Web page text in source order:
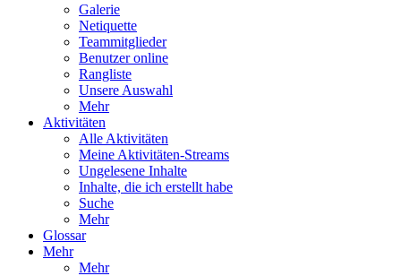
Galerie
Netiquette
Teammitglieder
Benutzer online
Rangliste
Unsere Auswahl
Mehr
Aktivitäten
Alle Aktivitäten
Meine Aktivitäten-Streams
Ungelesene Inhalte
Inhalte, die ich erstellt habe
Suche
Mehr
Glossar
Mehr
Mehr